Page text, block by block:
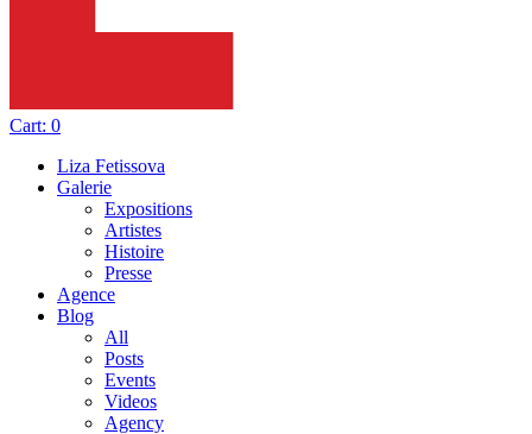
Cart: 0
Liza Fetissova
Galerie
Expositions
Artistes
Histoire
Presse
Agence
Blog
All
Posts
Events
Videos
Agency